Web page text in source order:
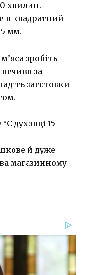
хвилин.
в квадратний
мм.
зробіть
за
заготовки
духовці 15
й дуже
магазинному